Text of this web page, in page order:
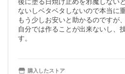
ないしベタベタしないので本当に
もう少しお安いと助かるのですが
自分では作ることが出来ないし、
す。
購入したストア